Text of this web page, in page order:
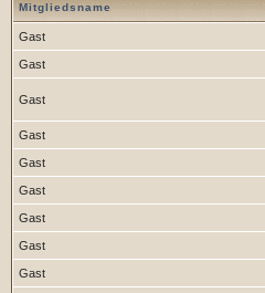
Mitgliedsname
Gast
Gast
Gast
Gast
Gast
Gast
Gast
Gast
Gast